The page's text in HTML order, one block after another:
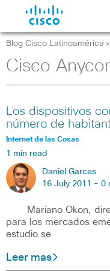
Blog Cisco Latinoamérica >
Cisco
Los dispositivos
número de
Internet de las Cosas
1 min read
Daniel Garces
16 July 2011 - 0
Mariano Okon,
para los mercados
estudio se
Leer mas